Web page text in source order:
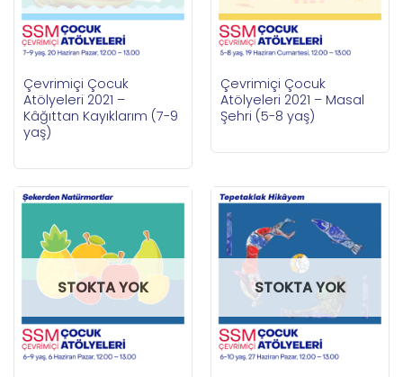
Çevrimiçi Çocuk
Atölyeleri 2021 –
Kâğıttan Kayıklarım (7-9
yaş)
Çevrimiçi Çocuk
Atölyeleri 2021 – Masal
Şehri (5-8 yaş)
STOKTA YOK STOKTA YOK